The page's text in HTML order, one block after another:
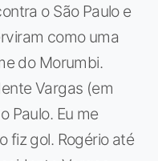
o São Paulo e
como uma
do Morumbi.
Vargas (em
Paulo. Eu me
fiz gol. Rogério até